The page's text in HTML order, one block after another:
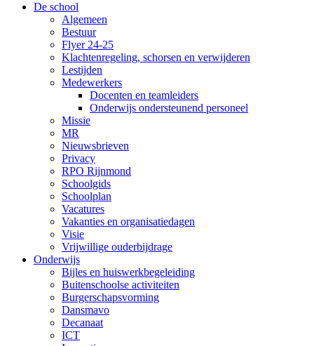
De school
Algemeen
Bestuur
Flyer 24-25
Klachtenregeling, schorsen en verwijderen
Lestijden
Medewerkers
Docenten en teamleiders
Onderwijs ondersteunend personeel
Missie
MR
Nieuwsbrieven
Privacy
RPO Rijnmond
Schoolgids
Schoolplan
Vacatures
Vakanties en organisatiedagen
Visie
Vrijwillige ouderbijdrage
Onderwijs
Bijles en huiswerkbegeleiding
Buitenschoolse activiteiten
Burgerschapsvorming
Dansmavo
Decanaat
ICT